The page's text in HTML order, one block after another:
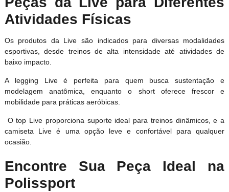
Atividades Físicas
Os produtos da Live são indicados para diversas modalidades
esportivas, desde treinos de alta intensidade até atividades de
baixo impacto.
A legging Live é perfeita para quem busca sustentação e
modelagem anatômica, enquanto o short oferece frescor e
mobilidade para práticas aeróbicas.
O top Live proporciona suporte ideal para treinos dinâmicos, e a
camiseta Live é uma opção leve e confortável para qualquer
ocasião.
Encontre Sua Peça Ideal na
Polissport